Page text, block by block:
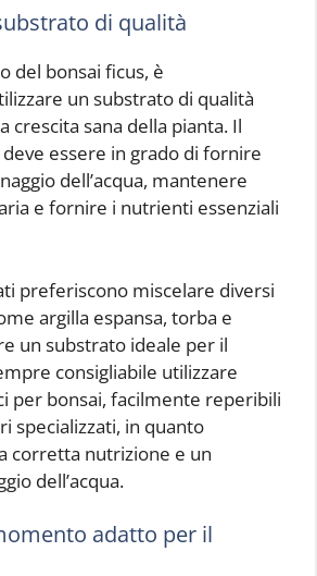
di qualità
del bonsai ficus, è
un substrato di qualità
crescita sana della pianta. Il
essere in grado di fornire
dell’acqua, mantenere
e fornire i nutrienti essenziali
preferiscono miscelare diversi
argilla espansa, torba e
un substrato ideale per il
consigliabile utilizzare
per bonsai, facilmente reperibili
specializzati, in quanto
corretta nutrizione e un
dell’acqua.
adatto per il